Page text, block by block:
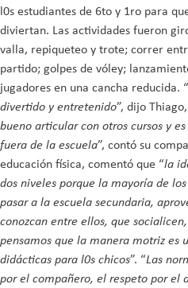
l0s estudiantes de 6to y 1ro para
diviertan. Las actividades fueron
valla, repiqueteo y trote; correr
partido; golpes de vóley;
jugadores en una cancha reducida. “
divertido y entretenido”, dijo
bueno articular con otros cursos y
fuera de la escuela”, contó su
educación física, comentó que “la
dos niveles porque la mayoría de
pasar a la escuela secundaria,
conozcan entre ellos, que
pensamos que la manera motriz es
didácticas para l0s chicos”. “Las
por el compañero, el respeto por el